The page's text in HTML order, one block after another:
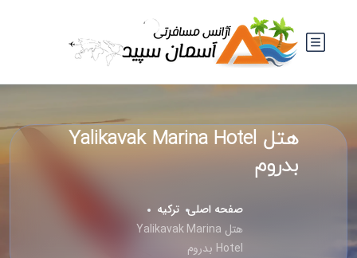
هتل Yalikavak Marina Hotel
بدروم
صفحه اصلی ترکیه
هتل Yalikavak Marina
Hotel بدروم